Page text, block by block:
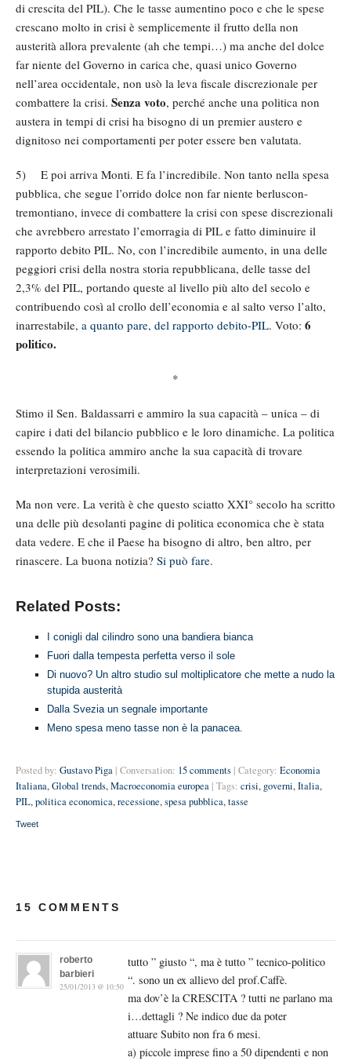
di crescita del PIL). Che le tasse aumentino poco e che le spese
crescano molto in crisi è semplicemente il frutto della non
austerità allora prevalente (ah che tempi…) ma anche del dolce
far niente del Governo in carica che, quasi unico Governo
nell’area occidentale, non usò la leva fiscale discrezionale per
combattere la crisi. Senza voto, perché anche una politica non
austera in tempi di crisi ha bisogno di un premier austero e
dignitoso nei comportamenti per poter essere ben valutata.
5) E poi arriva Monti. E fa l’incredibile. Non tanto nella spesa
pubblica, che segue l’orrido dolce non far niente berluscon-
tremontiano, invece di combattere la crisi con spese discrezionali
che avrebbero arrestato l’emorragia di PIL e fatto diminuire il
rapporto debito PIL. No, con l’incredibile aumento, in una delle
peggiori crisi della nostra storia repubblicana, delle tasse del
2,3% del PIL, portando queste al livello più alto del secolo e
contribuendo così al crollo dell’economia e al salto verso l’alto,
inarrestabile, a quanto pare, del rapporto debito-PIL. Voto: 6
politico.
*
Stimo il Sen. Baldassarri e ammiro la sua capacità – unica – di
capire i dati del bilancio pubblico e le loro dinamiche. La politica
essendo la politica ammiro anche la sua capacità di trovare
interpretazioni verosimili.
Ma non vere. La verità è che questo sciatto XXI° secolo ha scritto
una delle più desolanti pagine di politica economica che è stata
data vedere. E che il Paese ha bisogno di altro, ben altro, per
rinascere. La buona notizia? Si può fare.
Related Posts:
I conigli dal cilindro sono una bandiera bianca
Fuori dalla tempesta perfetta verso il sole
Di nuovo? Un altro studio sul moltiplicatore che mette a nudo la
stupida austerità
Dalla Svezia un segnale importante
Meno spesa meno tasse non è la panacea.
Posted by: Gustavo Piga | Conversation: 15 comments | Category: Economia
Italiana,Global trends,Macroeconomia europea | Tags: crisi,governi,Italia,
PIL,politica economica,recessione,spesa pubblica,tasse
Tweet
15 COMMENTS
roberto
barbieri
25/01/2013 @ 10:50
tutto ” giusto “, ma è tutto ” tecnico-politico
“. sono un ex allievo del prof.Caffè.
ma dov’è la CRESCITA ? tutti ne parlano ma
i…dettagli ? Ne indico due da poter
attuare Subito non fra 6 mesi.
a) piccole imprese fino a 50 dipendenti e non